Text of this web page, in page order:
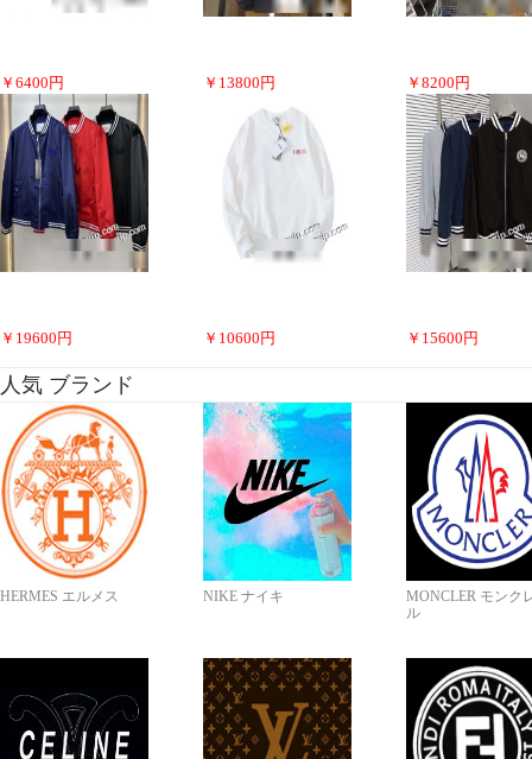
￥ 6400 円 ￥ 13800 円 ￥ 8200 円
￥ 19600 円 ￥ 10600 円 ￥ 15600 円
人気 ブランド
HERMES エルメス NIKE ナイキ
MONCLER モンク
ル